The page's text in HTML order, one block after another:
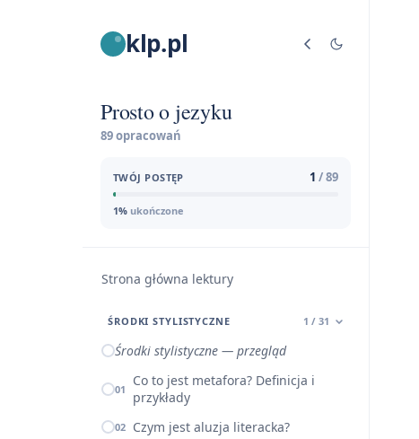
klp.pl
Prosto o jezyku
89 opracowań
TWÓJ POSTĘP 1 / 89
1% ukończone
Strona główna lektury
ŚRODKI STYLISTYCZNE 1 / 31
Środki stylistyczne — przegląd
01
Co to jest metafora? Definicja i
przykłady
02 Czym jest aluzja literacka?